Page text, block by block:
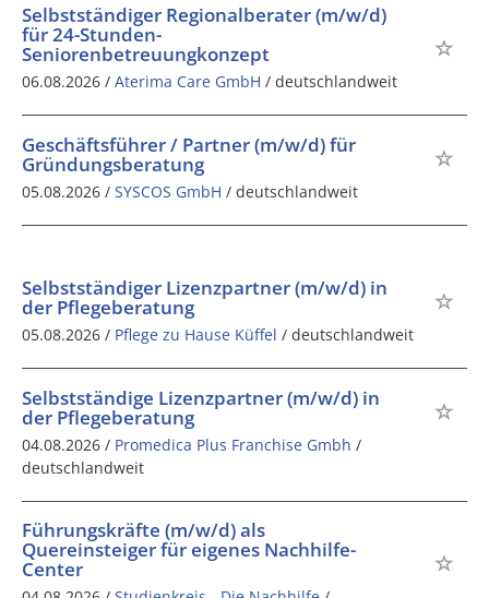
Selbstständiger Regionalberater (m/w/d)
für 24-Stunden-
Seniorenbetreuungkonzept
06.08.2026 / Aterima Care GmbH / deutschlandweit
Geschäftsführer / Partner (m/w/d) für
Gründungsberatung
05.08.2026 / SYSCOS GmbH / deutschlandweit
Selbstständiger Lizenzpartner (m/w/d) in
der Pflegeberatung
05.08.2026 / Pflege zu Hause Küffel / deutschlandweit
Selbstständige Lizenzpartner (m/w/d) in
der Pflegeberatung
04.08.2026 / Promedica Plus Franchise Gmbh /
deutschlandweit
Führungskräfte (m/w/d) als
Quereinsteiger für eigenes Nachhilfe-
Center